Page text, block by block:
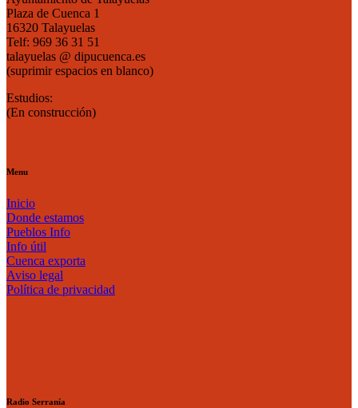
Plaza de Cuenca 1
16320 Talayuelas
Telf: 969 36 31 51
talayuelas @ dipucuenca.es
(suprimir espacios en blanco)
Estudios:
(En construcción)
Menu
Inicio
Donde estamos
Pueblos Info
Info útil
Cuenca exporta
Aviso legal
Política de privacidad
Radio Serranía